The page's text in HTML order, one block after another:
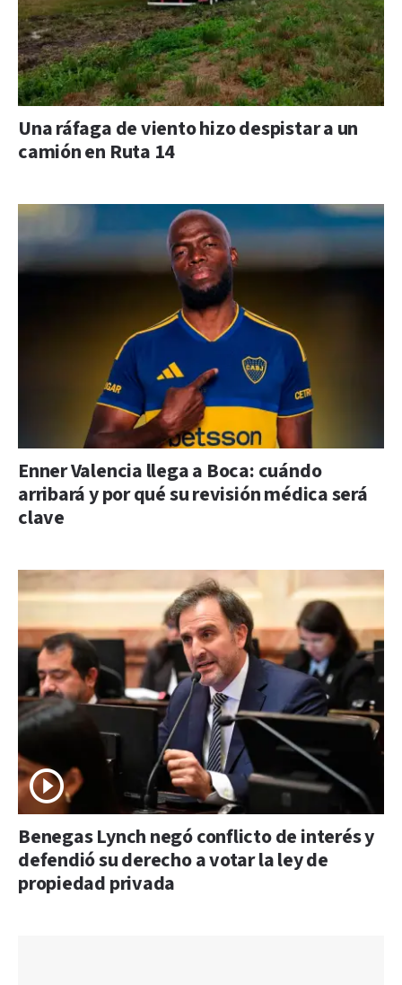
Una ráfaga de viento hizo despistar a un
camión en Ruta 14
Enner Valencia llega a Boca: cuándo
arribará y por qué su revisión médica será
clave
Benegas Lynch negó conflicto de interés y
defendió su derecho a votar la ley de
propiedad privada